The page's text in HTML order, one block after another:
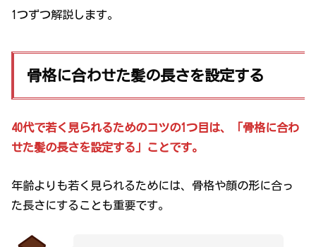
1つずつ解説します。
骨格に合わせた髪の長さを設定する
40代で若く見られるためのコツの1つ目は、「骨格に合わ
せた髪の長さを設定する」ことです。
年齢よりも若く見られるためには、骨格や顔の形に合っ
た長さにすることも重要です。